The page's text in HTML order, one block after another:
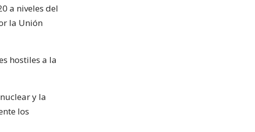
a niveles del
la Unión
hostiles a la
y la
los